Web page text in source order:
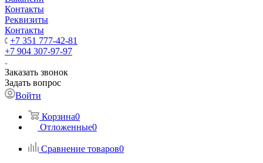
Контакты
Реквизиты
Контакты
+7 351 777-42-81
+7 904 307-97-97
Заказать звонок
Задать вопрос
Войти
Корзина0
Отложенные0
Сравнение товаров0